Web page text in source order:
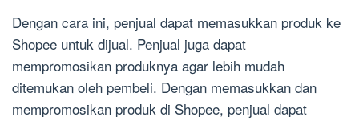
Dengan cara ini, penjual dapat memasukkan produk ke
Shopee untuk dijual. Penjual juga dapat
mempromosikan produknya agar lebih mudah
ditemukan oleh pembeli. Dengan memasukkan dan
mempromosikan produk di Shopee, penjual dapat